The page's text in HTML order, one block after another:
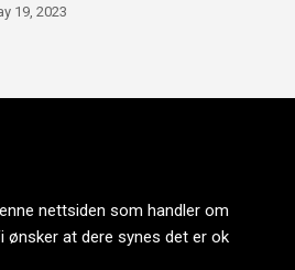
19, 2023
nettsiden som handler om
ønsker at dere synes det er ok